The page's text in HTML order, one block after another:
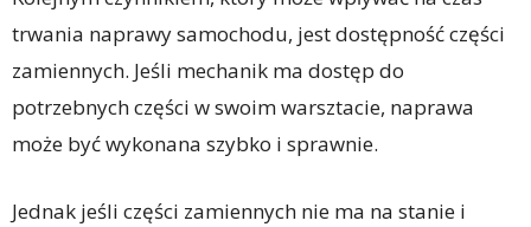
trwania naprawy samochodu, jest dostępność części
zamiennych. Jeśli mechanik ma dostęp do
potrzebnych części w swoim warsztacie, naprawa
może być wykonana szybko i sprawnie.
Jednak jeśli części zamiennych nie ma na stanie i